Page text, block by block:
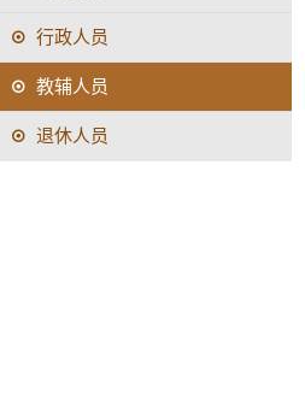
行政人员
教辅人员
退休人员